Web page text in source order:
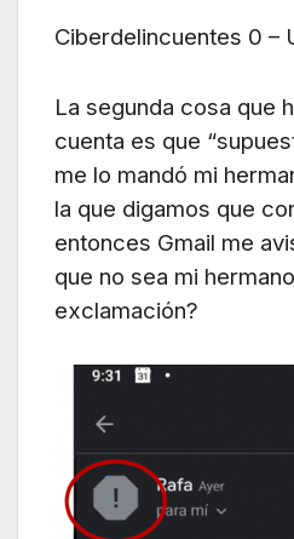
Ciberdelincuentes 0 –
La segunda cosa que
cuenta es que
me lo mandó mi
la que digamos que
entonces Gmail me
que no sea mi
exclamación?